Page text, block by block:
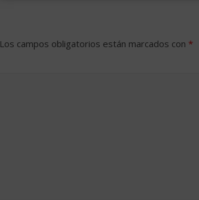
Los campos obligatorios están marcados con *